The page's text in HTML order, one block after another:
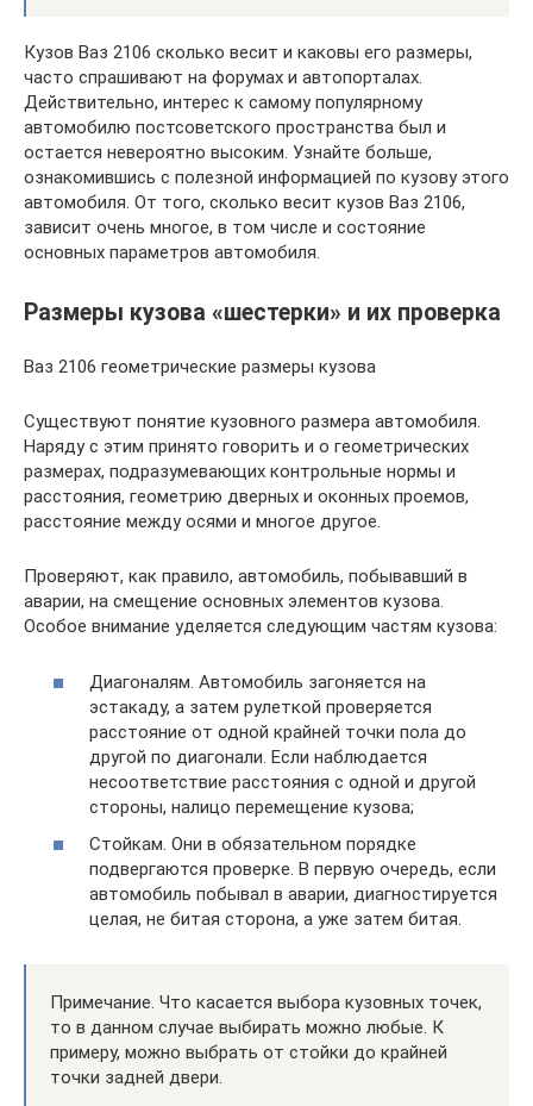
Кузов Ваз 2106 сколько весит и каковы его размеры,
часто спрашивают на форумах и автопорталах.
Действительно, интерес к самому популярному
автомобилю постсоветского пространства был и
остается невероятно высоким. Узнайте больше,
ознакомившись с полезной информацией по кузову этого
автомобиля. От того, сколько весит кузов Ваз 2106,
зависит очень многое, в том числе и состояние
основных параметров автомобиля.
Размеры кузова «шестерки» и их проверка
Ваз 2106 геометрические размеры кузова
Существуют понятие кузовного размера автомобиля.
Наряду с этим принято говорить и о геометрических
размерах, подразумевающих контрольные нормы и
расстояния, геометрию дверных и оконных проемов,
расстояние между осями и многое другое.
Проверяют, как правило, автомобиль, побывавший в
аварии, на смещение основных элементов кузова.
Особое внимание уделяется следующим частям кузова:
Диагоналям. Автомобиль загоняется на
эстакаду, а затем рулеткой проверяется
расстояние от одной крайней точки пола до
другой по диагонали. Если наблюдается
несоответствие расстояния с одной и другой
стороны, налицо перемещение кузова;
Стойкам. Они в обязательном порядке
подвергаются проверке. В первую очередь, если
автомобиль побывал в аварии, диагностируется
целая, не битая сторона, а уже затем битая.
Примечание. Что касается выбора кузовных точек,
то в данном случае выбирать можно любые. К
примеру, можно выбрать от стойки до крайней
точки задней двери.